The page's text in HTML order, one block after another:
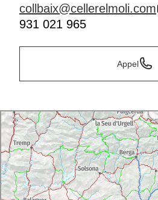
collbaix@cellerelmoli.com
931 021 965
Appel